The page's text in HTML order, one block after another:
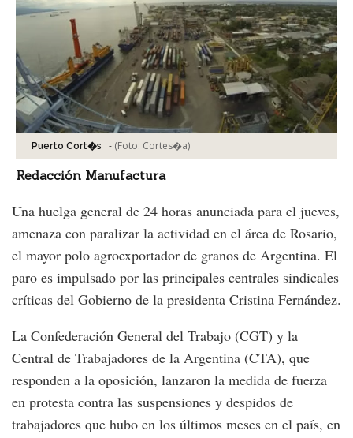
Puerto Cort�s - (Foto: Cortes�a)
Redacción Manufactura
Una huelga general de 24 horas anunciada para el jueves,
amenaza con paralizar la actividad en el área de Rosario,
el mayor polo agroexportador de granos de Argentina. El
paro es impulsado por las principales centrales sindicales
críticas del Gobierno de la presidenta Cristina Fernández.
La Confederación General del Trabajo (CGT) y la
Central de Trabajadores de la Argentina (CTA), que
responden a la oposición, lanzaron la medida de fuerza
en protesta contra las suspensiones y despidos de
trabajadores que hubo en los últimos meses en el país, en